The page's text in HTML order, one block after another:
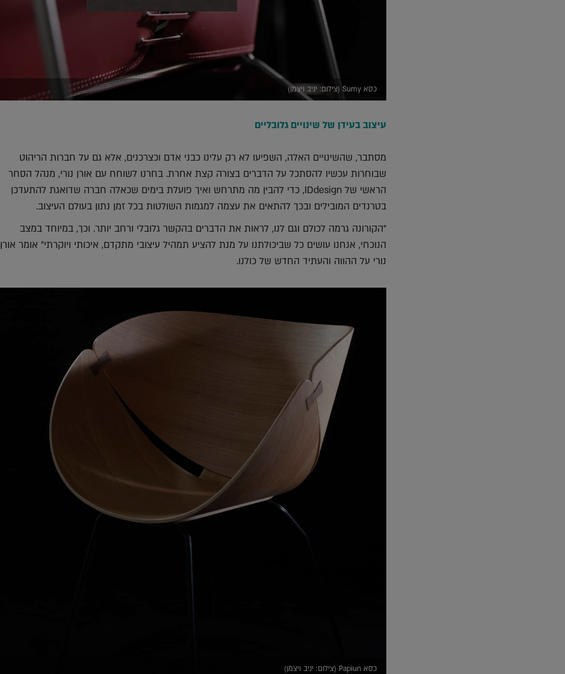
כסא Sumy (צילום: יניב ויצמן)
עיצוב בעידן של שינויים גלובליים
מסתבר, שהשינויים האלה, השפיעו לא רק עלינו כבני אדם וכצרכנים, אלא גם על חברות הריהוט
שבוחרות עכשיו להסתכל על הדברים בצורה קצת אחרת. בחרנו לשוחח עם אורן נורי, מנהל הסחר
הראשי של IDdesign, כדי להבין מה מתרחש ואיך פועלת בימים שכאלה חברה שדואגת להתעדכן
בטרנדים המובילים ובכך להתאים את עצמה למגמות השולטות בכל זמן נתון בעולם העיצוב.
"הקורונה גרמה לכולם וגם לנו, לראות את הדברים בהקשר גלובלי ורחב יותר. וכך, במיוחד במצב
הנוכחי, אנחנו עושים כל שביכולתנו על מנת להציע תמהיל עיצובי מתקדם, איכותי ויוקרתי" אומר אורן
נורי על ההווה והעתיד החדש של כולנו.
כסא Papiun (צילום: יניב ויצמן)